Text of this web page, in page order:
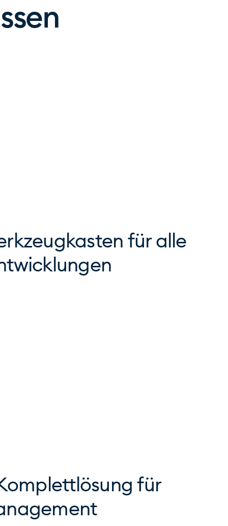
für alle
für